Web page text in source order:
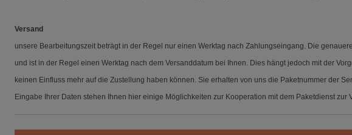
Versand
unsere Bearbeitungszeit beträgt in der Regel nur einen Werktag nach Zahlungseingang. Die
und ist in der Regel einen Werktag nach dem Versanddatum bei Ihnen. Dies hängt jedoch mit der
keinen Einfluss mehr auf die Zustellung haben können. Sie erhalten von uns die Paketnummer der
Eingabe Ihrer Daten stehen Ihnen hier einige Möglichkeiten zur Kooperation mit dem Paketdienst